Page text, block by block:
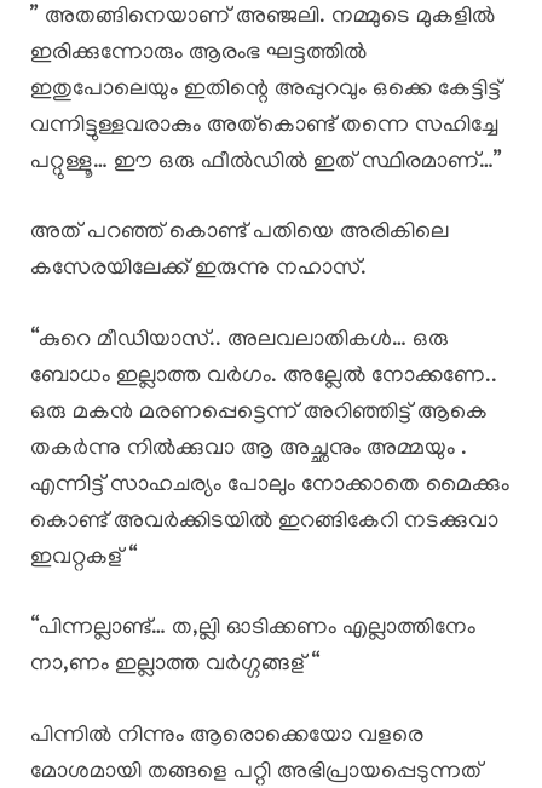
” അതങ്ങിനെയാണ് അഞ്ജലി. നമ്മുടെ മുകളിൽ
ഇരിക്കുന്നോരും ആരംഭ ഘട്ടത്തിൽ
ഇതുപോലെയും ഇതിന്റെ അപ്പുറവും ഒക്കെ കേട്ടിട്ട്
വന്നിട്ടുള്ളവരാകും അത്കൊണ്ട് തന്നെ സഹിച്ചേ
പറ്റുള്ളൂ… ഈ ഒരു ഫീൽഡിൽ ഇത് സ്ഥിരമാണ്…”
അത് പറഞ്ഞ് കൊണ്ട് പതിയെ അരികിലെ
കസേരയിലേക്ക് ഇരുന്നു നഹാസ്.
“കുറെ മീഡിയാസ്.. അലവലാതികൾ… ഒരു
ബോധം ഇല്ലാത്ത വർഗം. അല്ലേൽ നോക്കണേ..
ഒരു മകൻ മരണപ്പെട്ടെന്ന് അറിഞ്ഞിട്ട് ആകെ
തകർന്നു നിൽക്കുവാ ആ അച്ഛനും അമ്മയും .
എന്നിട്ട് സാഹചര്യം പോലും നോക്കാതെ മൈക്കും
കൊണ്ട് അവർക്കിടയിൽ ഇറങ്ങികേറി നടക്കുവാ
ഇവറ്റകള് “
“പിന്നല്ലാണ്ട്… ത,ല്ലി ഓടിക്കണം എല്ലാത്തിനേം
നാ,ണം ഇല്ലാത്ത വർഗ്ഗങ്ങള് “
പിന്നിൽ നിന്നും ആരൊക്കെയോ വളരെ
മോശമായി തങ്ങളെ പറ്റി അഭിപ്രായപ്പെടുന്നത്